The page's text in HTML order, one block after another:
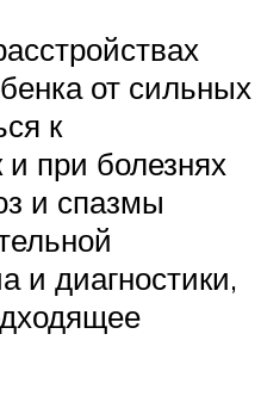
от сильных
к
и при болезнях
и спазмы
и диагностики,